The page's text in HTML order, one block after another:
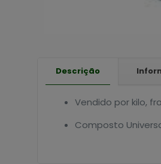
Descrição
Vendido por kilo,
Composto